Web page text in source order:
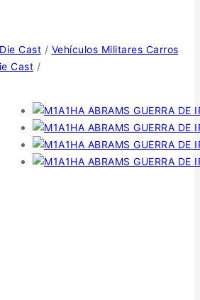
Cast / Vehículos Militares Carros
Cast /